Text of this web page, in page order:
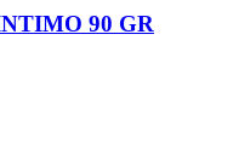
90 GR